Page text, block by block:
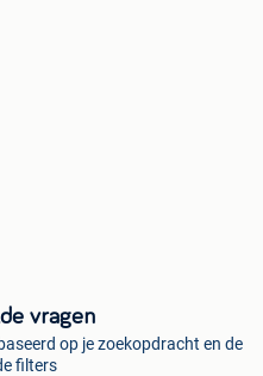
vragen
op je zoekopdracht en de
filters